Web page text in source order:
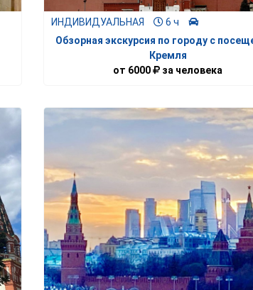
ИНДИВИДУАЛЬНАЯ
6 ч
Обзорная экскурсия по городу с
Кремля
от 6000 за человека